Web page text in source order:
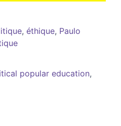
, éthique, Paulo
popular education,